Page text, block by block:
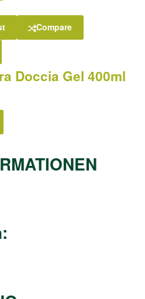
Compare
Doccia Gel 400ml